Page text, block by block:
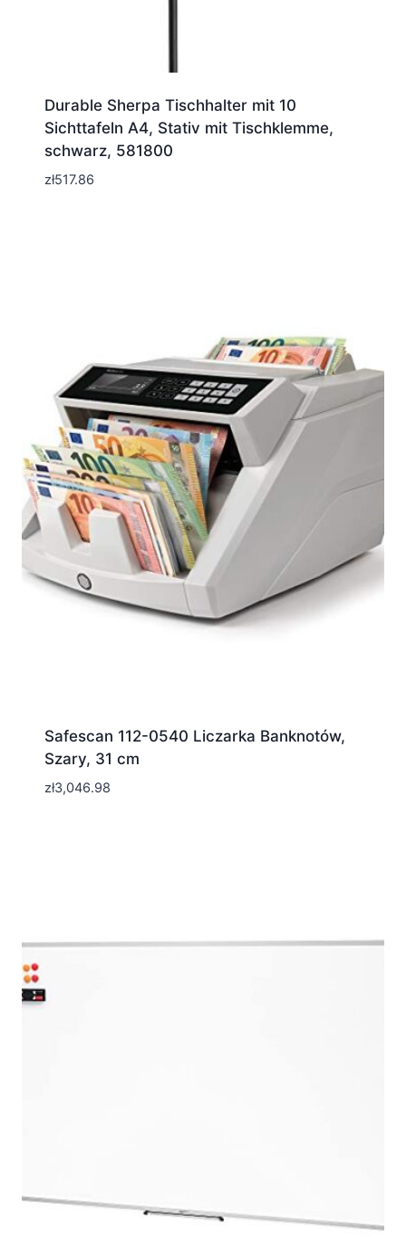
Durable Sherpa Tischhalter mit 10
Sichttafeln A4, Stativ mit Tischklemme,
schwarz, 581800
zł517.86
Safescan 112-0540 Liczarka Banknotów,
Szary, 31 cm
zł3,046.98